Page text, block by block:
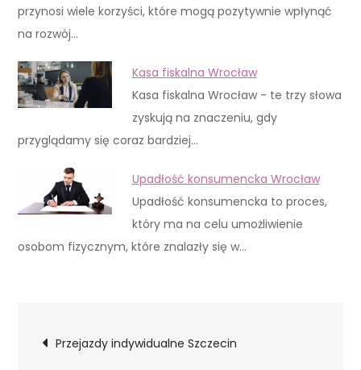
przynosi wiele korzyści, które mogą pozytywnie wpłynąć
na rozwój…
Kasa fiskalna Wrocław
Kasa fiskalna Wrocław - te trzy słowa
zyskują na znaczeniu, gdy
przyglądamy się coraz bardziej…
Upadłość konsumencka Wrocław
Upadłość konsumencka to proces,
który ma na celu umożliwienie
osobom fizycznym, które znalazły się w…
Nawigacja
Przejazdy indywidualne Szczecin